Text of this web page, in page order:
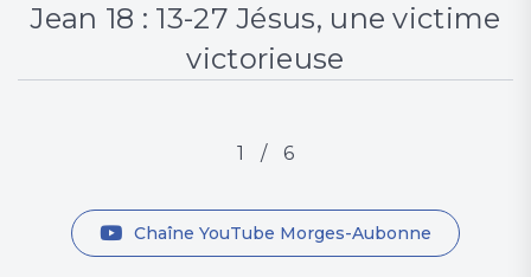
Jean 18 : 13-27 Jésus, une victime
victorieuse
1 / 6
Chaîne YouTube Morges-Aubonne